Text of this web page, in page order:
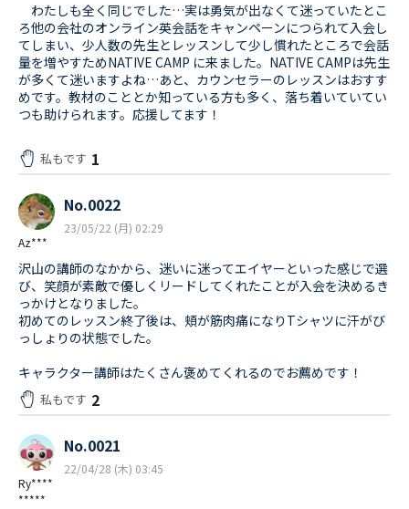
わたしも全く同じでした…実は勇気が出なくて迷っていたとこ
ろ他の会社のオンライン英会話をキャンペーンにつられて入会し
てしまい、少人数の先生とレッスンして少し慣れたところで会話
量を増やすためNATIVE CAMP に来ました。NATIVE CAMPは先生
が多くて迷いますよね…あと、カウンセラーのレッスンはおすす
めです。教材のこととか知っている方も多く、落ち着いていてい
つも助けられます。応援してます！
私もです 1
Az***
No.0022
23/05/22 (月) 02:29
沢山の講師のなかから、迷いに迷ってエイヤーといった感じで選
び、笑顔が素敵で優しくリードしてくれたことが入会を決めるき
っかけとなりました。
初めてのレッスン終了後は、頬が筋肉痛になりTシャツに汗がび
っしょりの状態でした。
キャラクター講師はたくさん褒めてくれるのでお薦めです！
私もです 2
Ry****
*****
No.0021
22/04/28 (木) 03:45